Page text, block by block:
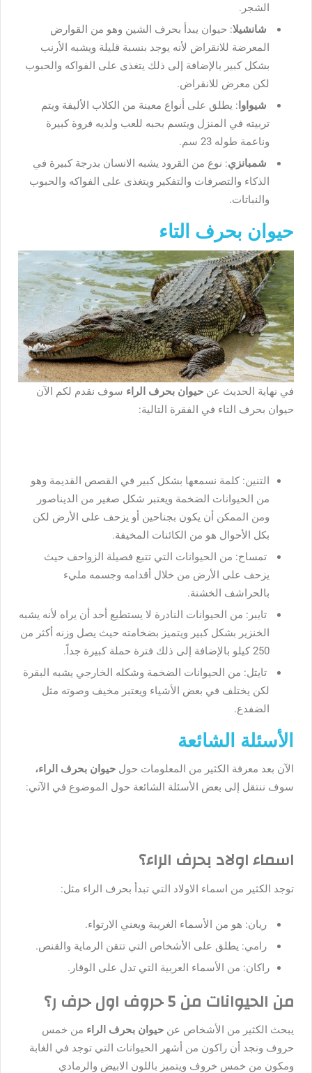
الشجر.
شانشيلا: حيوان يبدأ بحرف الشين وهو من القوارض
المعرضة للانقراض لأنه يوجد بنسبة قليلة ويشبه الأرنب
بشكل كبير بالإضافة إلى ذلك يتغذى على الفواكه والحبوب
لكن معرض للانقراض.
شيواوا : يطلق على أنواع معينة من الكلاب الأليفة ويتم
تربيته في المنزل ويتسم بحبه للعب ولديه فروة كبيرة
وناعمة طوله 23 سم.
شمبانزي: نوع من القرود يشبه الانسان بدرجة كبيرة في
الذكاء والتصرفات والتفكير ويتغذى على الفواكه والحبوب
والنباتات.
حيوان بحرف التاء
في نهاية الحديث عن حيوان بحرف الراء سوف نقدم لكم الآن
حيوان بحرف التاء في الفقرة التالية:
التنين: كلمة نسمعها بشكل كبير في القصص القديمة وهو
من الحيوانات الضخمة ويعتبر شكل صغير من الديناصور
ومن الممكن أن يكون بجناحين أو يزحف على الأرض لكن
بكل الأحوال هو من الكائنات المخيفة.
تمساح: من الحيوانات التي تتبع فصيلة الزواحف حيث
يزحف على الأرض من خلال أقدامه وجسمه مليء
بالحراشف الخشنة.
تايبر: من الحيوانات النادرة لا يستطيع أحد أن يراه لأنه يشبه
الخنزير بشكل كبير ويتميز بضخامته حيث يصل وزنه أكثر من
250 كيلو بالإضافة إلى ذلك فترة حملة كبيرة جداً.
تايتل: من الحيوانات الضخمة وشكله الخارجي يشبه البقرة
لكن يختلف في بعض الأشياء ويعتبر مخيف وصوته مثل
الضفدع.
الأسئلة الشائعة
الآن بعد معرفة الكثير من المعلومات حول حيوان بحرف الراء،
سوف ننتقل إلى بعض الأسئلة الشائعة حول الموضوع في الآتي:
اسماء اولاد بحرف الراء؟
توجد الكثير من اسماء الاولاد التي تبدأ بحرف الراء مثل:
ريان: هو من الأسماء الغريبة ويعني الارتواء.
رامي: يطلق على الأشخاص التي تتقن الرماية والقنص.
راكان: من الأسماء العربية التي تدل على الوقار.
من الحيوانات من 5 حروف اول حرف ر؟
يبحث الكثير من الأشخاص عن حيوان بحرف الراء من خمس
حروف ونجد أن راكون من أشهر الحيوانات التي توجد في الغابة
ومكون من خمس خروف ويتميز باللون الابيض والرمادي